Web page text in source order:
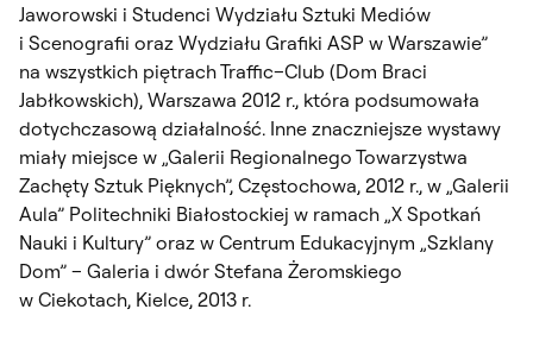
Jaworowski i Studenci Wydziału Sztuki Mediów
i Scenografii oraz Wydziału Grafiki ASP w Warszawie”
na wszystkich piętrach Traffic–Club (Dom Braci
Jabłkowskich), Warszawa 2012 r., która podsumowała
dotychczasową działalność. Inne znaczniejsze wystawy
miały miejsce w „Galerii Regionalnego Towarzystwa
Zachęty Sztuk Pięknych”, Częstochowa, 2012 r., w „Galerii
Aula” Politechniki Białostockiej w ramach „X Spotkań
Nauki i Kultury” oraz w Centrum Edukacyjnym „Szklany
Dom” – Galeria i dwór Stefana Żeromskiego
w Ciekotach, Kielce, 2013 r.